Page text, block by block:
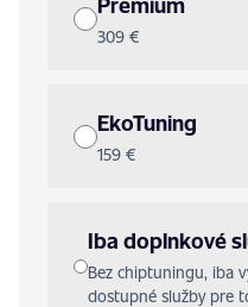
309 €
EkoTuning
159 €
Iba doplnkové
Bez chiptuningu, iba
dostupné služby pre